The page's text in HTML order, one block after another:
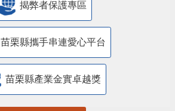
揭弊者保護專區
苗栗縣攜手串連愛心平台
苗栗縣產業金實卓越獎